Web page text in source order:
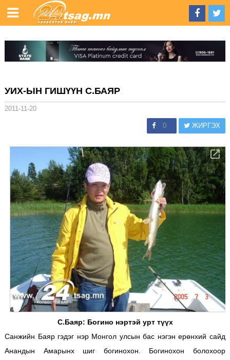
УИХ-ЫН ГИШҮҮН С.БАЯР
2011-11-20
0 ЖИРГЭХ
С.Баяр: Богино нэртэй урт түүх
Санжийн Баяр гэдэг нэр Монгол улсын бас нэгэн ерөнхий сайд
Анандын Амарынх шиг богинохон. Богинохон болохоор